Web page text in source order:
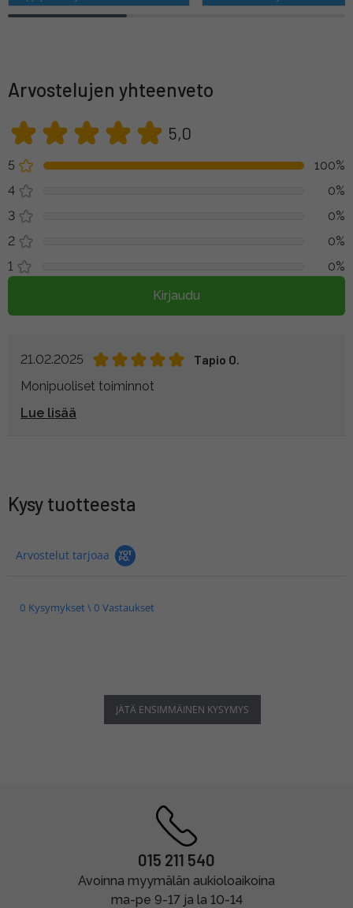
Arvostelujen yhteenveto
5,0
5
100%
4
0%
3
0%
2
0%
1
0%
Kirjaudu
21.02.2025
Tapio O.
Monipuoliset toiminnot
Lue lisää
Kysy tuotteesta
Arvostelut tarjoaa
0 Kysymykset \ 0 Vastaukset
JÄTÄ ENSIMMÄINEN KYSYMYS
015 211 540
Avoinna myymälän aukioloaikoina
ma-pe 9-17 ja la 10-14